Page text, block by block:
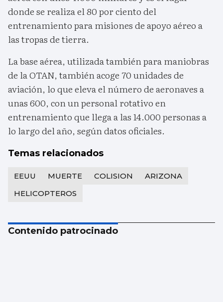
donde se realiza el 80 por ciento del
entrenamiento para misiones de apoyo aéreo a
las tropas de tierra.
La base aérea, utilizada también para maniobras
de la OTAN, también acoge 70 unidades de
aviación, lo que eleva el número de aeronaves a
unas 600, con un personal rotativo en
entrenamiento que llega a las 14.000 personas a
lo largo del año, según datos oficiales.
Temas relacionados
EEUU MUERTE COLISION
ARIZONA
HELICOPTEROS
Contenido patrocinado